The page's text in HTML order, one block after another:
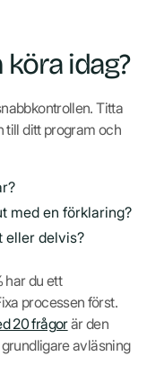
idag?
Titta
till ditt program och
med en förklaring?
eller delvis?
har du ett
processen först.
20 frågorär den
avläsning